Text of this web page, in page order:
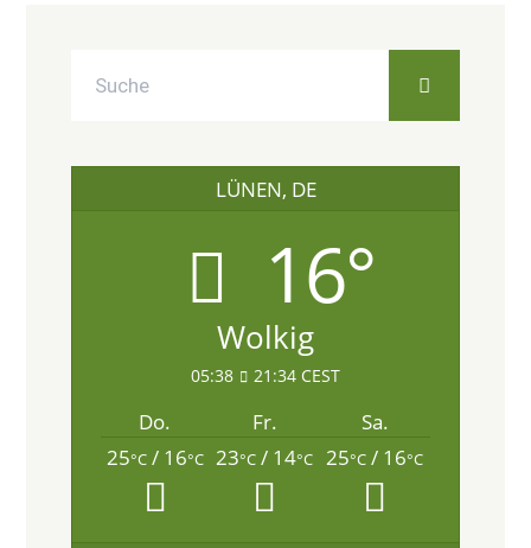
LÜNEN, DE
16°
Wolkig
05:38 21:34 CEST
Do. Fr.
Sa.
25°C/ 16°C 23°C / 14°C 25°C / 16°C